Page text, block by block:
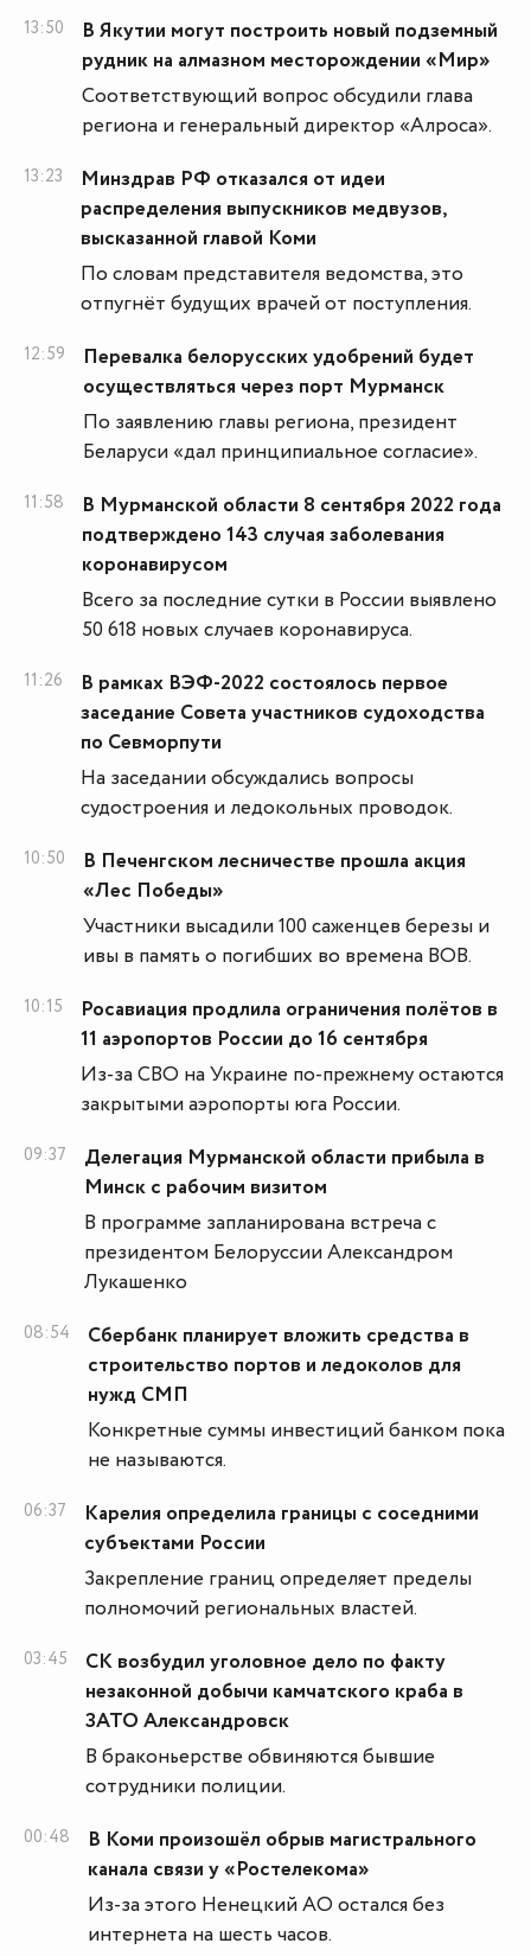
13:50
В Якутии могут построить новый подземный
рудник на алмазном месторождении «Мир»
Соответствующий вопрос обсудили глава
региона и генеральный директор «Алроса».
13:23
Минздрав РФ отказался от идеи
распределения выпускников медвузов,
высказанной главой Коми
По словам представителя ведомства, это
отпугнёт будущих врачей от поступления.
12:59
Перевалка белорусских удобрений будет
осуществляться через порт Мурманск
По заявлению главы региона, президент
Беларуси «дал принципиальное согласие».
11:58
В Мурманской области 8 сентября 2022 года
подтверждено 143 случая заболевания
коронавирусом
Всего за последние сутки в России выявлено
50 618 новых случаев коронавируса.
11:26
В рамках ВЭФ-2022 состоялось первое
заседание Совета участников судоходства
по Севморпути
На заседании обсуждались вопросы
судостроения и ледокольных проводок.
10:50
В Печенгском лесничестве прошла акция
«Лес Победы»
Участники высадили 100 саженцев березы и
ивы в память о погибших во времена ВОВ.
10:15
Росавиация продлила ограничения полётов в
11 аэропортов России до 16 сентября
Из-за СВО на Украине по-прежнему остаются
закрытыми аэропорты юга России.
09:37
Делегация Мурманской области прибыла в
Минск с рабочим визитом
В программе запланирована встреча с
президентом Белоруссии Александром
Лукашенко
08:54
Сбербанк планирует вложить средства в
строительство портов и ледоколов для
нужд СМП
Конкретные суммы инвестиций банком пока
не называются.
06:37
Карелия определила границы с соседними
субъектами России
Закрепление границ определяет пределы
полномочий региональных властей.
03:45
СК возбудил уголовное дело по факту
незаконной добычи камчатского краба в
ЗАТО Александровск
В браконьерстве обвиняются бывшие
сотрудники полиции.
00:48
В Коми произошёл обрыв магистрального
канала связи у «Ростелекома»
Из-за этого Ненецкий АО остался без
интернета на шесть часов.